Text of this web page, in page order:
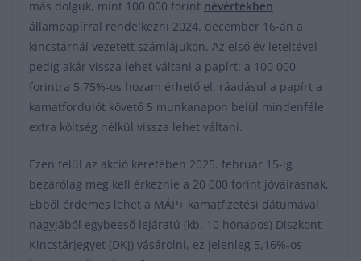
más dolguk, mint 100 000 forint névértékben
állampapírral rendelkezni 2024. december 16-án a
kincstárnál vezetett számlájukon. Az első év leteltével
pedig akár vissza lehet váltani a papírt: a 100 000
forintra 5,75%-os hozam érhető el, ráadásul a papírt a
kamatfordulót követő 5 munkanapon belül mindenféle
extra költség nélkül vissza lehet váltani.
Ezen felül az akció keretében 2025. február 15-ig
bezárólag meg kell érkeznie a 20 000 forint jóváírásnak.
Ebből érdemes lehet a MÁP+ kamatfizetési dátumával
nagyjából egybeeső lejáratú (kb. 10 hónapos) Diszkont
Kincstárjegyet (DKJ) vásárolni, ez jelenleg 5,16%-os